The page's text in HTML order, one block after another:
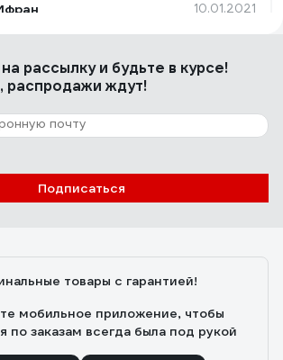
10.01.2021
Legrand 2X2К без
на рассылкуи будьте в курсе!
распродажи ждут!
Подписаться
товары с гарантией!
мобильное приложение, чтобы
по заказам всегда была под рукой